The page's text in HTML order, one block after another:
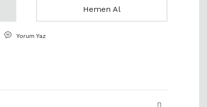
Hemen Al
Yorum Yaz